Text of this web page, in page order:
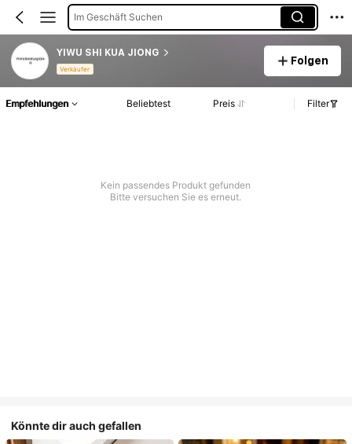
Im Geschäft Suchen
YIWU SHI KUA JIONG
Verkäufer
Folgen
Empfehlungen Beliebtest Preis Filter
Kein passendes Produkt gefunden
Bitte versuchen Sie es erneut.
Könnte dir auch gefallen